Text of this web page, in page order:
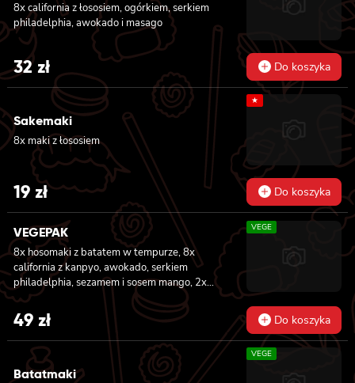
8x california z łososiem, ogórkiem, serkiem
philadelphia, awokado i masago
32zł Do koszyka
Sakemaki
8x maki z łososiem
★
19 zł Do koszyka
VEGEPAK
8x hosomaki z batatem w tempurze, 8x
california z kanpyo, awokado, serkiem
philadelphia, sezamem i sosem mango, 2x
nigiri z awokado i sosem mango
VEGE
49 zł Do koszyka
Batatmaki
VEGE